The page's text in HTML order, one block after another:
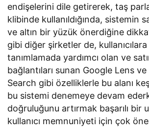
endişelerini dile getirerek, taş
klibinde kullanıldığında, sistemin
ve altın bir yüzük önerdiğine
gibi diğer şirketler de,
tanımlamada yardımcı olan ve
bağlantıları sunan Google Lens
Search gibi özelliklerle bu alanı
bu sistemi denemeye devam
doğruluğunu artırmak başarılı bir
kullanıcı memnuniyeti için çok